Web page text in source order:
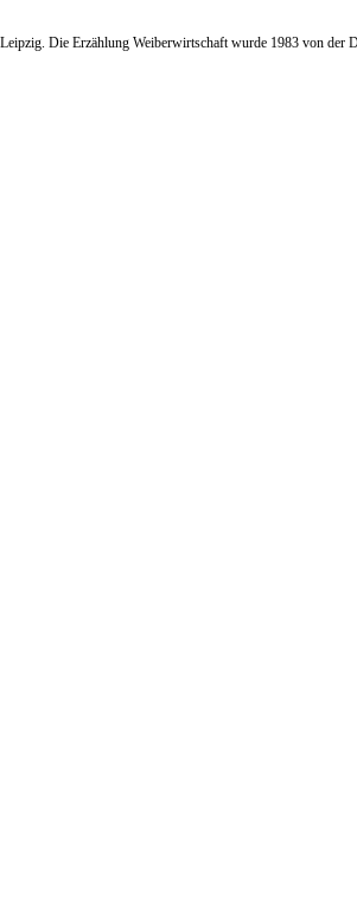
Die Erzählung Weiberwirtschaft wurde 1983 von